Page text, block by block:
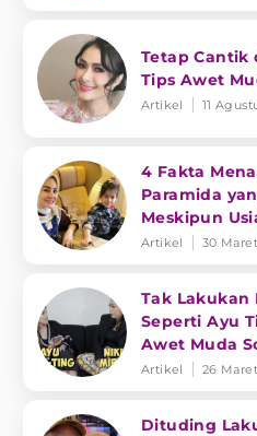
Tetap Cantik
Tips Awet
Artikel 11
4 Fakta
Paramida
Meskipun
Artikel 30
Tak Lakukan
Seperti Ayu
Awet Muda
Artikel 26
Dituding